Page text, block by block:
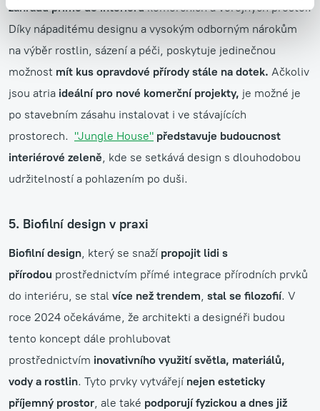
zahradu přímo do interiérukomerčních a veřejných prostor.
Díky nápaditému designu a vysokým odborným nárokům
na výběr rostlin, sázení a péči, poskytuje jedinečnou
možnost mít kus opravdové přírody stále na dotek. Ačkoliv
jsou atria ideální pro nové komerční projekty, je možné je
po stavebním zásahu instalovat i ve stávajících
prostorech. "Jungle House" představuje budoucnost
interiérové zeleně, kde se setkává design s dlouhodobou
udržitelností a pohlazením po duši.
5. Biofilní design v praxi
Biofilní design, který se snaží propojit lidi s
přírodou prostřednictvím přímé integrace přírodních prvků
do interiéru, se stal více než trendem, stal se filozofií. V
roce 2024 očekáváme, že architekti a designéři budou
tento koncept dále prohlubovat
prostřednictvím inovativního využití světla, materiálů,
vody a rostlin. Tyto prvky vytvářejí nejen esteticky
příjemný prostor, ale také podporují fyzickou a dnes již